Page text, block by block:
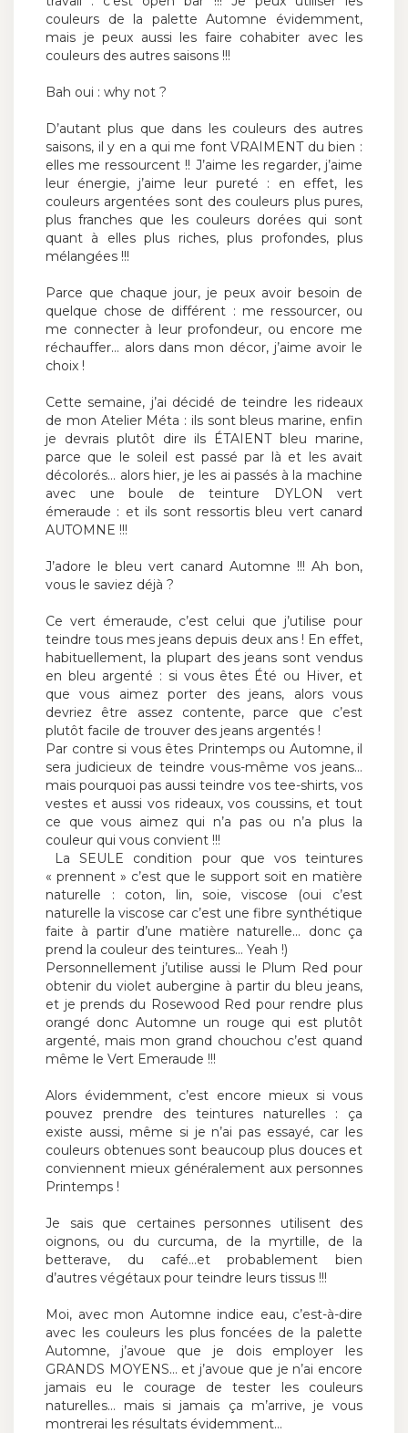
couleurs de la palette Automne évidemment,
mais je peux aussi les faire cohabiter avec les
couleurs des autres saisons !!!
Bah oui : why not ?
D’autant plus que dans les couleurs des autres
saisons, il y en a qui me font VRAIMENT du bien :
elles me ressourcent !! J’aime les regarder, j’aime
leur énergie, j’aime leur pureté : en effet, les
couleurs argentées sont des couleurs plus pures,
plus franches que les couleurs dorées qui sont
quant à elles plus riches, plus profondes, plus
mélangées !!!
Parce que chaque jour, je peux avoir besoin de
quelque chose de différent : me ressourcer, ou
me connecter à leur profondeur, ou encore me
réchauffer… alors dans mon décor, j’aime avoir le
choix !
Cette semaine, j’ai décidé de teindre les rideaux
de mon Atelier Méta : ils sont bleus marine, enfin
je devrais plutôt dire ils ÉTAIENT bleu marine,
parce que le soleil est passé par là et les avait
décolorés… alors hier, je les ai passés à la machine
avec une boule de teinture DYLON vert
émeraude : et ils sont ressortis bleu vert canard
AUTOMNE !!!
J’adore le bleu vert canard Automne !!! Ah bon,
vous le saviez déjà ?
Ce vert émeraude, c’est celui que j’utilise pour
teindre tous mes jeans depuis deux ans ! En effet,
habituellement, la plupart des jeans sont vendus
en bleu argenté : si vous êtes Été ou Hiver, et
que vous aimez porter des jeans, alors vous
devriez être assez contente, parce que c’est
plutôt facile de trouver des jeans argentés !
Par contre si vous êtes Printemps ou Automne, il
sera judicieux de teindre vous-même vos jeans…
mais pourquoi pas aussi teindre vos tee-shirts, vos
vestes et aussi vos rideaux, vos coussins, et tout
ce que vous aimez qui n’a pas ou n’a plus la
couleur qui vous convient !!!
La SEULE condition pour que vos teintures
« prennent » c’est que le support soit en matière
naturelle : coton, lin, soie, viscose (oui c’est
naturelle la viscose car c’est une fibre synthétique
faite à partir d’une matière naturelle… donc ça
prend la couleur des teintures… Yeah !)
Personnellement j’utilise aussi le Plum Red pour
obtenir du violet aubergine à partir du bleu jeans,
et je prends du Rosewood Red pour rendre plus
orangé donc Automne un rouge qui est plutôt
argenté, mais mon grand chouchou c’est quand
même le Vert Emeraude !!!
Alors évidemment, c’est encore mieux si vous
pouvez prendre des teintures naturelles : ça
existe aussi, même si je n’ai pas essayé, car les
couleurs obtenues sont beaucoup plus douces et
conviennent mieux généralement aux personnes
Printemps !
Je sais que certaines personnes utilisent des
oignons, ou du curcuma, de la myrtille, de la
betterave, du café…et probablement bien
d’autres végétaux pour teindre leurs tissus !!!
Moi, avec mon Automne indice eau, c’est-à-dire
avec les couleurs les plus foncées de la palette
Automne, j’avoue que je dois employer les
GRANDS MOYENS… et j’avoue que je n’ai encore
jamais eu le courage de tester les couleurs
naturelles… mais si jamais ça m’arrive, je vous
montrerai les résultats évidemment…